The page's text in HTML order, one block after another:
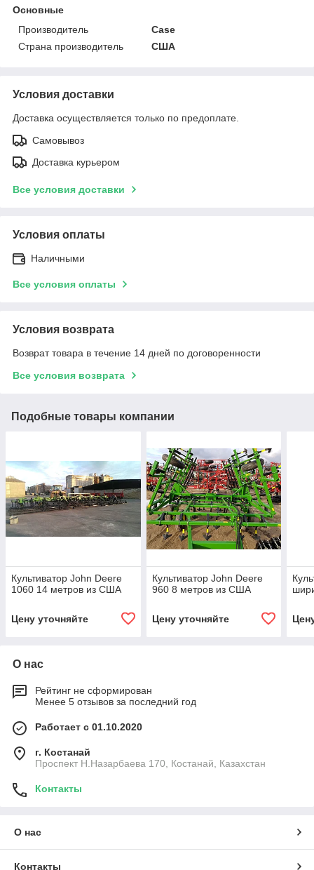
Основные
Производитель
Case
Страна производитель
США
Условия доставки
Доставка осуществляется только по предоплате.
Самовывоз
Доставка курьером
Все условия доставки
Условия оплаты
Наличными
Все условия оплаты
Условия возврата
Возврат товара в течение 14 дней по договоренности
Все условия возврата
Подобные товары компании
Культиватор John Deere
1060 14 метров из США
Цену уточняйте
Культиватор John Deere
960 8 метров из США
Цену уточняйте
О нас
Рейтинг не сформирован
Менее 5 отзывов за последний год
Работает с 01.10.2020
г. Костанай
Проспект Н.Назарбаева 170, Костанай, Казахстан
Контакты
О нас
Контакты